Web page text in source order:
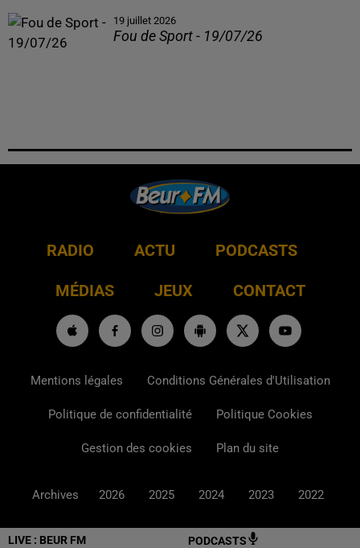
LIVE : BEUR FM PODCASTS
19 juillet 2026
Fou de Sport - 19/07/26
RADIO ACTU PODCASTS
MÉDIAS JEUX CONTACT
Mentions légales Conditions Générales d'Utilisation
Politique de confidentialité Politique Cookies
Gestion des cookies Plan du site
Archives 2026 2025 2024 2023 2022